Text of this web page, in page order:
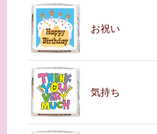
お祝い
気持ち